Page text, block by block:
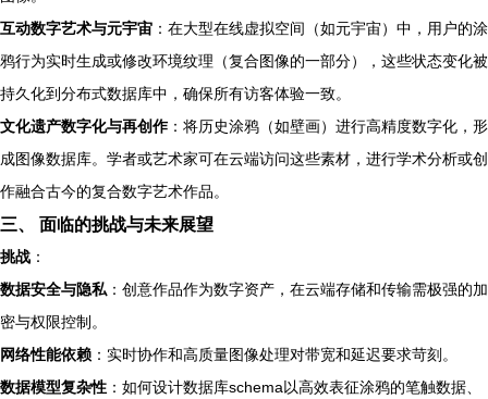
互动数字艺术与元宇宙 ：在大型在线虚拟空间（如元宇宙）中，用户的涂
鸦行为实时生成或修改环境纹理（复合图像的一部分），这些状态变化被
持久化到分布式数据库中，确保所有访客体验一致。
文化遗产数字化与再创作：将历史涂鸦（如壁画）进行高精度数字化，形
成图像数据库。学者或艺术家可在云端访问这些素材，进行学术分析或创
作融合古今的复合数字艺术作品。
三、 面临的挑战与未来展望
挑战 ：
数据安全与隐私 ：创意作品作为数字资产，在云端存储和传输需极强的加
密与权限控制。
网络性能依赖 ：实时协作和高质量图像处理对带宽和延迟要求苛刻。
数据模型复杂性 ：如何设计数据库schema以高效表征涂鸦的笔触数据、